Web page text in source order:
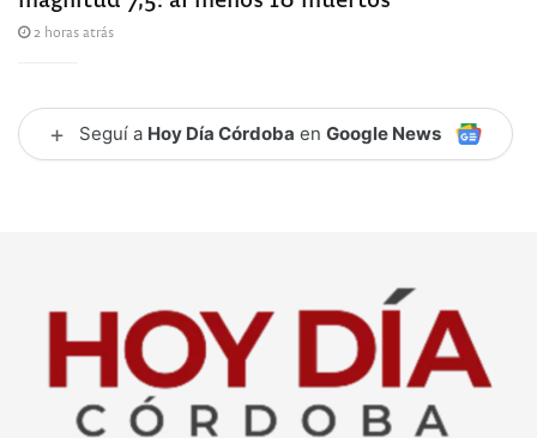
2 horas atrás
+ Seguí a Hoy Día Córdoba en Google News